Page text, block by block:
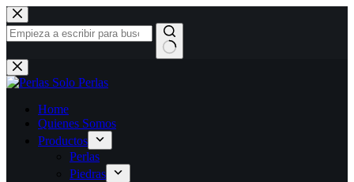
Saltar
al
contenido
Sin
resultados
Home
Quienes Somos
Productos
Perlas
Piedras